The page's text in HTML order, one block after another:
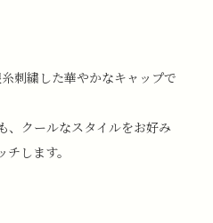
刺繍した華やかなキャップで
、クールなスタイルをお好み
します。